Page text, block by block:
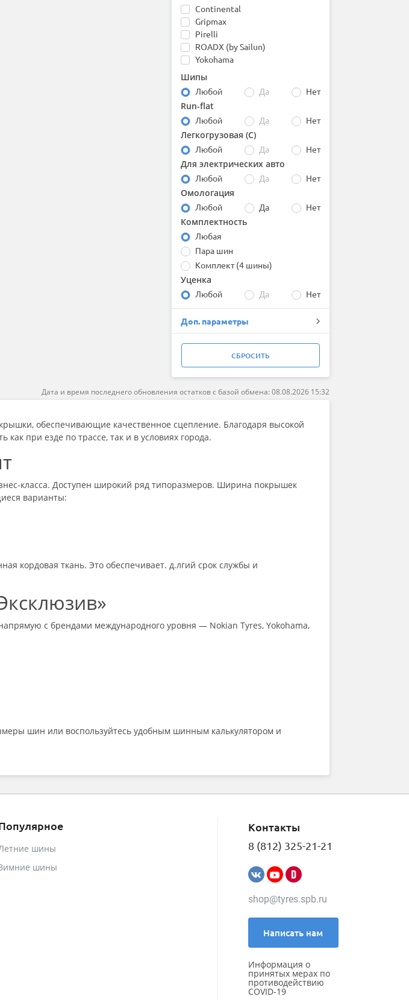
Continental
Gripmax
Pirelli
ROADX (by Sailun)
Yokohama
Шипы
Любой Да Нет
Run-flat
Любой Да Нет
Легкогрузовая (С)
Любой Да Нет
Для электрических авто
Любой Да Нет
Омологация
Любой Да Нет
Комплектность
Любая
Пара шин
Комплект (4 шины)
Уценка
Любой Да Нет
Доп. параметры
СБРОСИТЬ
Дата и время последнего обновления остатков с базой обмена: 08.08.2026 15:32
обеспечивающие качественное сцепление. Благодаря высокой
при езде по трассе, так и в условиях города.
класса. Доступен широкий ряд типоразмеров. Ширина покрышек
варианты:
кордовая ткань. Это обеспечивает. д.лгий срок службы и
с брендами международного уровня — Nokian Tyres, Yokohama,
шин или воспользуйтесь удобным шинным калькулятором и
шины
шины
Контакты
8 (812) 325-21-21
shop@tyres.spb.ru
Написать нам
Информация о
принятых мерах по
противодействию
COVID-19